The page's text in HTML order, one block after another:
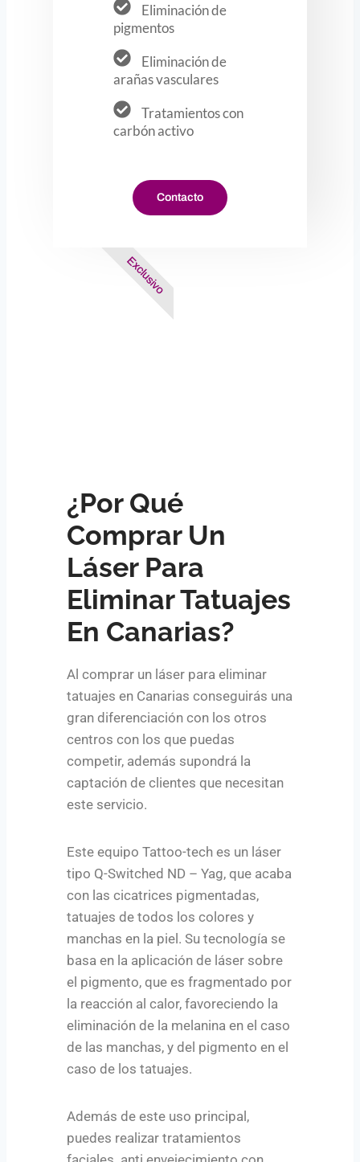
Eliminación de
pigmentos
Eliminación de
arañas vasculares
Tratamientos con
carbón activo
Contacto
Exclusivo
¿Por Qué
Comprar Un
Láser Para
Eliminar Tatuajes
En Canarias?
Al comprar un láser para eliminar
tatuajes en Canarias conseguirás una
gran diferenciación con los otros
centros con los que puedas
competir, además supondrá la
captación de clientes que necesitan
este servicio.
Este equipo Tattoo-tech es un láser
tipo Q-Switched ND – Yag, que acaba
con las cicatrices pigmentadas,
tatuajes de todos los colores y
manchas en la piel. Su tecnología se
basa en la aplicación de láser sobre
el pigmento, que es fragmentado por
la reacción al calor, favoreciendo la
eliminación de la melanina en el caso
de las manchas, y del pigmento en el
caso de los tatuajes.
Además de este uso principal,
puedes realizar tratamientos